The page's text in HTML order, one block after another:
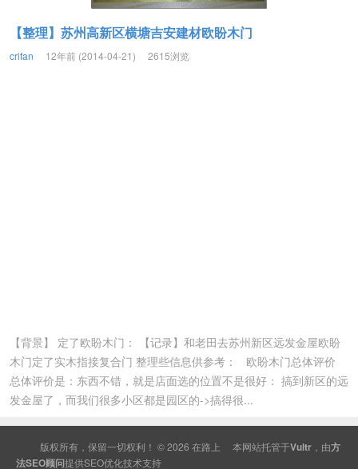
【整理】苏州高新区横塘吉安建材欧盼木门
crifan 12年前 (2014-04-21) 2615浏览
【背景】 定了欧盼木门： 【记录】和老田去苏州新区远发金屋欧盼
木门定了实木指接复合门 整理些信息供参考： 欧盼木门总体评价
总体评价是：东西不错，就是店面选的位置不是很好： 搞到新区的远
发金屋了，而我们很多小区都是园区的->搞得很...
版权所有，保留一切权利！ © 2026 在路上 本网站托管于Vultr ，由方
法SEO顾问提供SEO优化技术支持